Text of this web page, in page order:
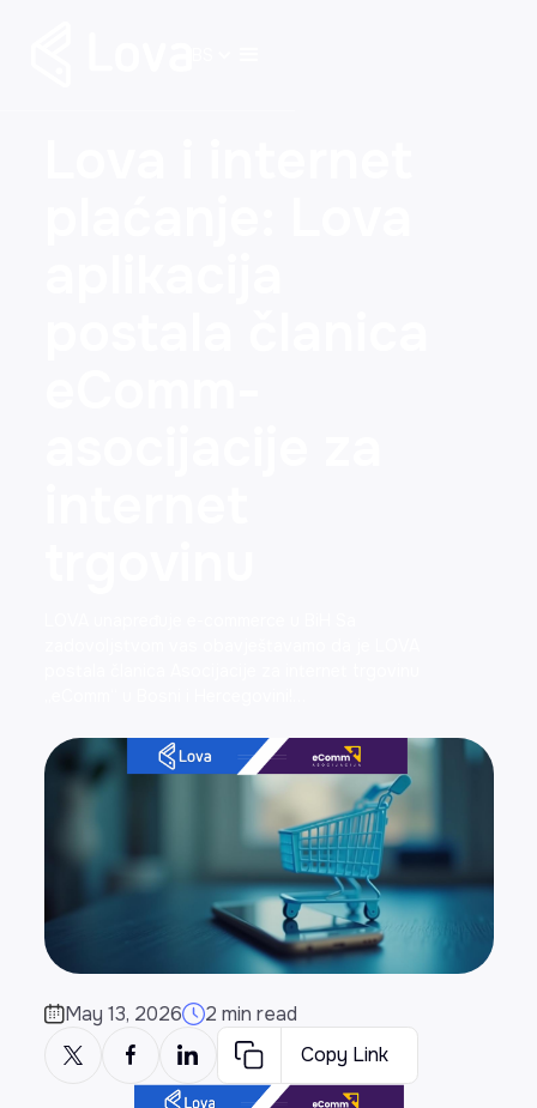
May 13, 2026
2 min read
Copy Link